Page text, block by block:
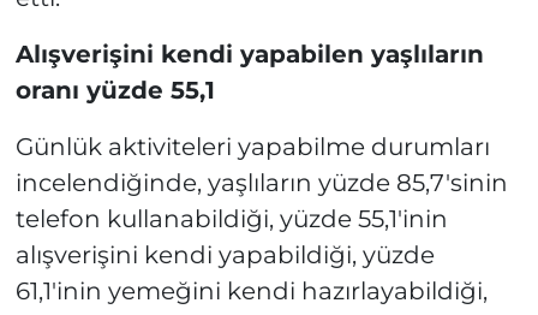
Alışverişini kendi yapabilen yaşlıların
oranı yüzde 55,1
Günlük aktiviteleri yapabilme durumları
incelendiğinde, yaşlıların yüzde 85,7'sinin
telefon kullanabildiği, yüzde 55,1'inin
alışverişini kendi yapabildiği, yüzde
61,1'inin yemeğini kendi hazırlayabildiği,